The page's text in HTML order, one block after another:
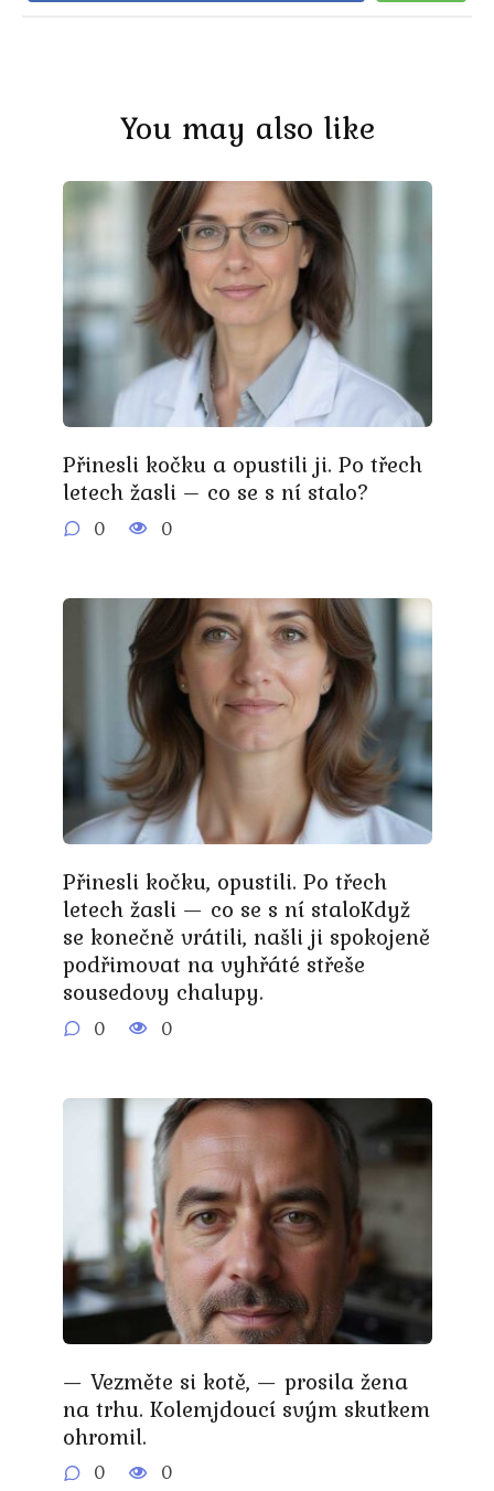
You may also like
Přinesli kočku a opustili ji. Po třech
letech žasli – co se s ní stalo?
0 0
Přinesli kočku, opustili. Po třech
letech žasli — co se s ní staloKdyž
se konečně vrátili, našli ji spokojeně
podřimovat na vyhřáté střeše
sousedovy chalupy.
0 0
— Vezměte si kotě, — prosila žena
na trhu. Kolemjdoucí svým skutkem
ohromil.
0 0